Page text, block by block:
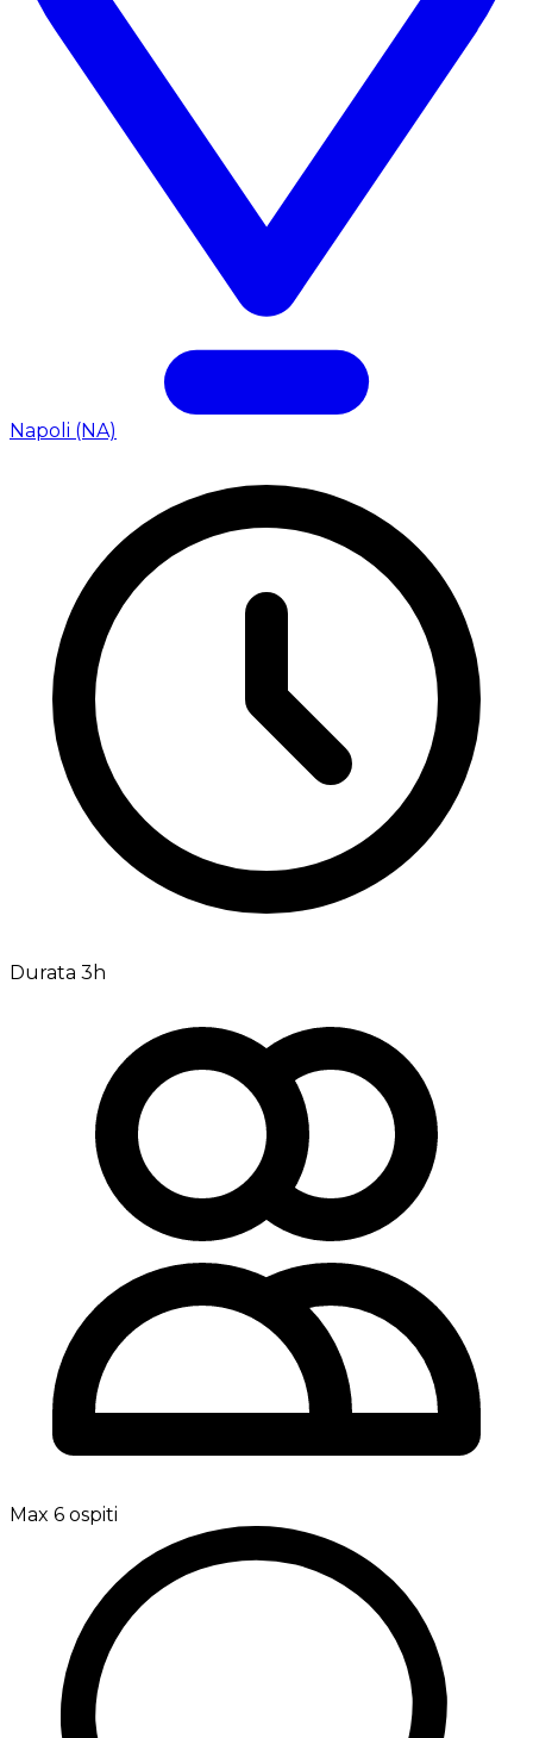
Napoli (NA)
Durata 3h
Max 6 ospiti